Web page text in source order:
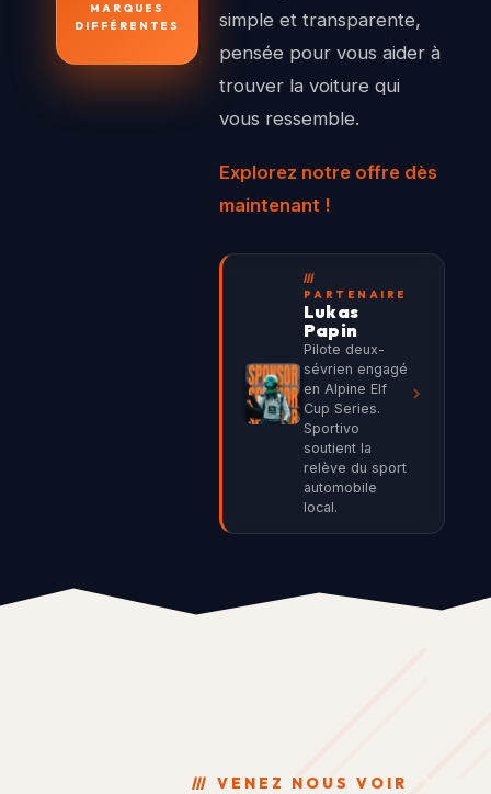
MARQUES
DIFFÉRENTES
simple et transparente,
pensée pour vous aider à
trouver la voiture qui
vous ressemble.
Explorez notre offre dès
maintenant !
///
PARTENAIRE
Lukas
Papin
Pilote deux-
sévrien engagé
en Alpine Elf
Cup Series.
Sportivo
soutient la
relève du sport
automobile
local.
/// VENEZ NOUS VOIR